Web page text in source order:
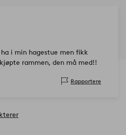
i min hagestue men fikk
rammen, den må med!!
Rapportere